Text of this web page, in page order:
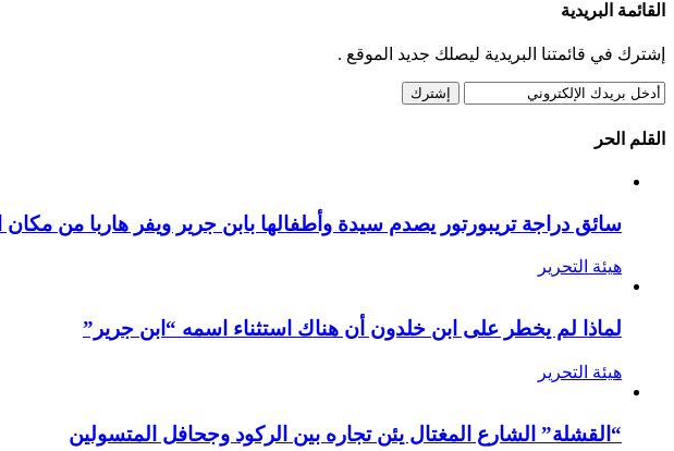
القائمة البريدية
إشترك في قائمتنا البريدية ليصلك جديد الموقع .
القلم الحر
سائق دراجة تريبورتور يصدم سيدة وأطفالها بابن جرير ويفر هاربا من مكان
هيئة التحرير
لماذا لم يخطر على ابن خلدون أن هناك استثناء اسمه “ابن جرير”
هيئة التحرير
“القشلة” الشارع المغتال يئن تجاره بين الركود وجحافل المتسولين